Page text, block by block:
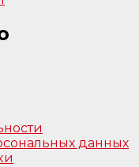
данных